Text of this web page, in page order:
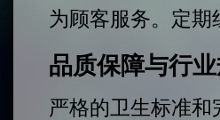
为顾客服务。定
品质保障与行
严格的卫生标准